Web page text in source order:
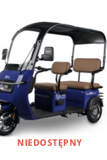
NIEDOSTĘPNY